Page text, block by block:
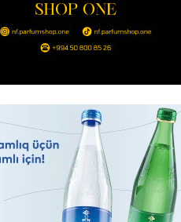
- 09:11
458
nın tərəzi məntəqələrindən
-156 ya yaşıl, vətəndaşa qırmızı